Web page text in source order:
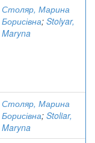
Столяр, Марина
Борисівна; Stolyar,
Maryna
Столяр, Марина
Борисівна; Stoliar,
Maryna